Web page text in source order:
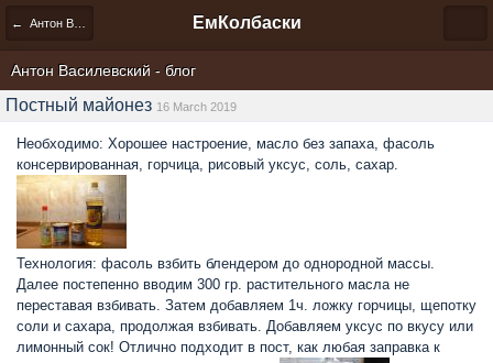
← Антон Василевский - блог ЕмКолбаски
Антон Василевский - блог
Постный майонез 16 March 2019
Необходимо: Хорошее настроение, масло без запаха, фасоль
консервированная, горчица, рисовый уксус, соль, сахар.
Технология: фасоль взбить блендером до однородной массы.
Далее постепенно вводим 300 гр. растительного масла не
переставая взбивать. Затем добавляем 1ч. ложку горчицы, щепотку
соли и сахара, продолжая взбивать. Добавляем уксус по вкусу или
лимонный сок! Отлично подходит в пост, как любая заправка к